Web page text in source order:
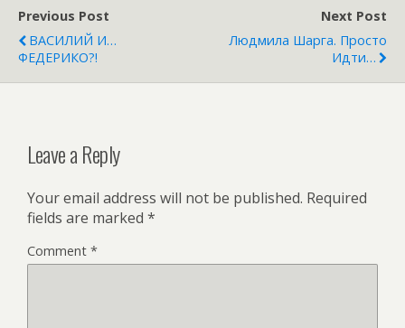
Previous Post
ВАСИЛИЙ И…
ФЕДЕРИКО?!
Next Post
Людмила Шарга. Просто
Идти…
Leave a Reply
Your email address will not be published. Required
fields are marked *
Comment *